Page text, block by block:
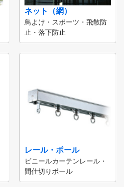
ネット（網）
鳥よけ・スポーツ・飛散防
止・落下防止
レール・ポール
ビニールカーテンレール・
間仕切りポール